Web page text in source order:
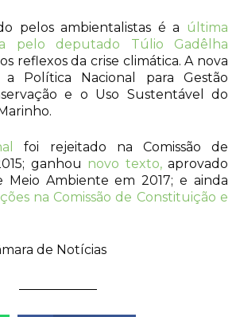
pelos ambientalistas é a última
pelo deputado Túlio Gadêlha
reflexos da crise climática. A nova
Política Nacional para Gestão
e o Uso Sustentável do
foi rejeitado na Comissão de
ganhou novo texto,aprovado
Meio Ambiente em 2017; e ainda
na Comissão de Constituição e
de Notícias